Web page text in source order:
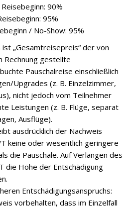
90%
95%
/ No-Show: 95%
„Gesamtreisepreis“ der von
Rechnung gestellte
Pauschalreise einschließlich
Upgrades (z. B. Einzelzimmer,
nicht jedoch vom Teilnehmer
Leistungen (z. B. Flüge, separat
Ausflüge).
ausdrücklich der Nachweis
keine oder wesentlich geringere
die Pauschale. Auf Verlangen des
die Höhe der Entschädigung
Entschädigungsanspruchs:
vorbehalten, dass im Einzelfall